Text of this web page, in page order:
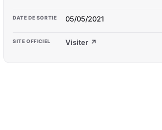
DATE DE SORTIE 05/05/2021
SITE OFFICIEL Visiter ↗